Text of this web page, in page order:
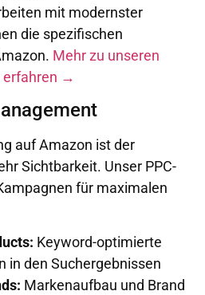
mit modernster
die spezifischen
Mehr zu unseren
erfahren →
auf Amazon ist der
Sichtbarkeit. Unser PPC-
für maximalen
Keyword-optimierte
in den Suchergebnissen
Markenaufbau und Brand